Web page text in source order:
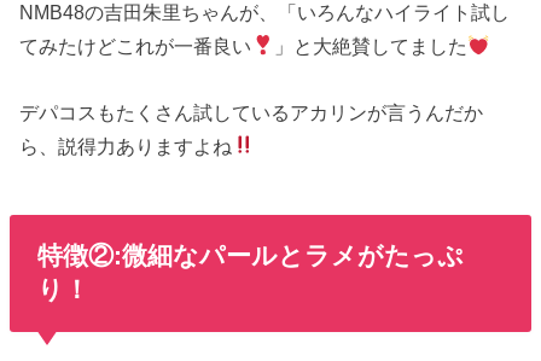
NMB48の吉田朱里ちゃんが、「いろんなハイライト試し
てみたけどこれが一番良い
」と大絶賛してました
デパコスもたくさん試しているアカリンが言うんだか
ら、説得力ありますよね
特徴②:微細なパールとラメがたっぷ
り！